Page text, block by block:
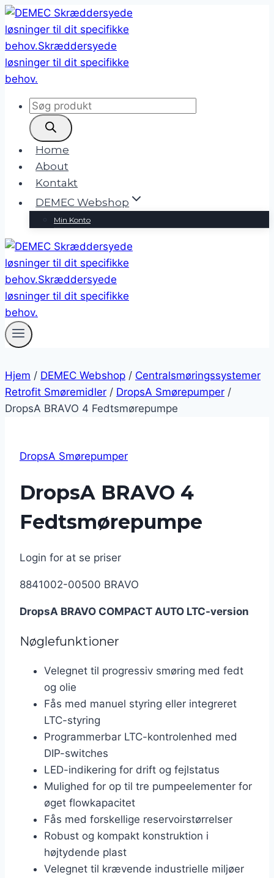
Fortsæt
til
indhold
Products
search
Home
About
Kontakt
DEMEC Webshop
Min Konto
Hjem / DEMEC Webshop / Centralsmøringssystemer
Retrofit Smøremidler / DropsA Smørepumper /
DropsA BRAVO 4 Fedtsmørepumpe
DropsA Smørepumper
DropsA BRAVO 4
Fedtsmørepumpe
Login for at se priser
8841002-00500 BRAVO
DropsA BRAVO COMPACT AUTO LTC-version
Nøglefunktioner
Velegnet til progressiv smøring med fedt
og olie
Fås med manuel styring eller integreret
LTC-styring
Programmerbar LTC-kontrolenhed med
DIP-switches
LED-indikering for drift og fejlstatus
Mulighed for op til tre pumpeelementer for
øget flowkapacitet
Fås med forskellige reservoirstørrelser
Robust og kompakt konstruktion i
højtydende plast
Velegnet til krævende industrielle miljøer